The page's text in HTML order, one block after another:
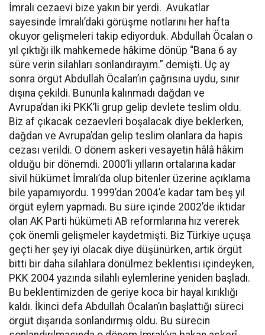
İmralı cezaevi bize yakın bir yerdi. Avukatlar
sayesinde İmralı’daki görüşme notlarını her hafta
okuyor gelişmeleri takip ediyorduk. Abdullah Öcalan o
yıl çıktığı ilk mahkemede hâkime dönüp “Bana 6 ay
süre verin silahları sonlandırayım.” demişti. Üç ay
sonra örgüt Abdullah Öcalan’ın çağrısına uydu, sınır
dışına çekildi. Bununla kalınmadı dağdan ve
Avrupa’dan iki PKK’li grup gelip devlete teslim oldu.
Biz af çıkacak cezaevleri boşalacak diye beklerken,
dağdan ve Avrupa’dan gelip teslim olanlara da hapis
cezası verildi. O dönem askeri vesayetin hâlâ hâkim
olduğu bir dönemdi. 2000’li yılların ortalarına kadar
sivil hükümet İmralı’da olup bitenler üzerine açıklama
bile yapamıyordu. 1999’dan 2004’e kadar tam beş yıl
örgüt eylem yapmadı. Bu süre içinde 2002’de iktidar
olan AK Parti hükümeti AB reformlarına hız vererek
çok önemli gelişmeler kaydetmişti. Biz Türkiye uçuşa
geçti her şey iyi olacak diye düşünürken, artık örgüt
bitti bir daha silahlara dönülmez beklentisi içindeyken,
PKK 2004 yazında silahlı eylemlerine yeniden başladı.
Bu beklentimizden de geriye koca bir hayal kırıklığı
kaldı. İkinci defa Abdullah Öcalan’ın başlattığı süreci
örgüt dışarıda sonlandırmış oldu. Bu sürecin